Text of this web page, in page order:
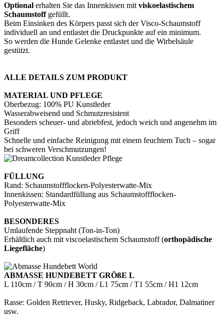
Optional erhalten Sie das Innenkissen mit viskoelastischem
Schaumstoffgefüllt.
Beim Einsinken des Körpers passt sich der Visco-Schaumstoff
individuell an und entlastet die Druckpunkte auf ein minimum.
So werden die Hunde Gelenke entlastet und die Wirbelsäule
gestützt.
ALLE DETAILS ZUM PRODUKT
MATERIAL UND PFLEGE
Oberbezug: 100% PU Kunstleder
Wasserabweisend und Schmutzresistent
Besonders scheuer- und abriebfest, jedoch weich und angenehm im
Griff
Schnelle und einfache Reinigung mit einem feuchtem Tuch – sogar
bei schweren Verschmutzungen!
FÜLLUNG
Rand: Schaumstoffflocken-Polyesterwatte-Mix
Innenkissen: Standardfüllung aus Schaumstoffflocken-
Polyesterwatte-Mix
BESONDERES
Umlaufende Steppnaht (Ton-in-Ton)
Erhältlich auch mit viscoelastischem Schaumstoff (orthopädische
Liegefläche)
ABMASSE HUNDEBETT GRÖßE L
L 110cm / T 90cm / H 30cm / L1 75cm / T1 55cm / H1 12cm
Rasse: Golden Retriever, Husky, Ridgeback, Labrador, Dalmatiner
usw.